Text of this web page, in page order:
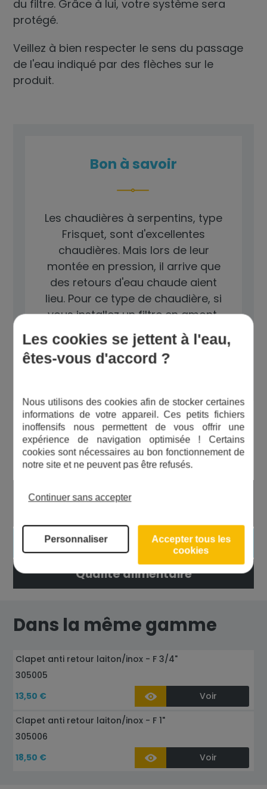
du filtre. Grâce à lui, votre système sera
protégé.
Veillez à bien respecter le sens du passage
de l'eau indiqué par des flèches sur le
produit.
Bon à savoir
Les chaudières à serpentins, type
Frisquet, sont d'excellentes
chaudières. Mais lors de leur
montée en pression, il arrive que
des retours d'eau chaude aient
lieu. Pour ce type de chaudière, si
vous installez un filtre en amont,
pensez au clapet anti retour. Ainsi,
le filtre protégera la chaudière, et
le clapet protégera le filtre....
Les avantages du produit
Résistance jusqu'à une pression de 18
Résistance à une température de 100°C
Qualité alimentaire
Dans la même gamme
Clapet anti retour laiton/inox - F 3/4"
305005
13,50 €
Voir
Clapet anti retour laiton/inox - F 1"
305006
18,50 €
Voir
Les cookies se jettent à l'eau,
êtes-vous d'accord ?
Nous utilisons des cookies afin de stocker certaines
informations de votre appareil. Ces petits fichiers
inoffensifs nous permettent de vous offrir une
expérience de navigation optimisée ! Certains
cookies sont nécessaires au bon fonctionnement de
notre site et ne peuvent pas être refusés.
Continuer sans accepter
Personnaliser
Accepter tous les
cookies